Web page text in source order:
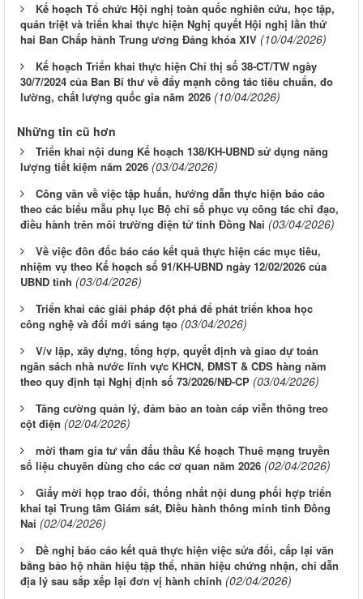
Kế hoạch Tổ chức Hội nghị toàn quốc nghiên cứu, học tập,
quán triệt và triển khai thực hiện Nghị quyết Hội nghị lần thứ
hai Ban Chấp hành Trung ương Đảng khóa XIV (10/04/2026)
Kế hoạch Triển khai thực hiện Chỉ thị số 38-CT/TW ngày
30/7/2024 của Ban Bí thư về đẩy mạnh công tác tiêu chuẩn, đo
lường, chất lượng quốc gia năm 2026 (10/04/2026)
Những tin cũ hơn
Triển khai nội dung Kế hoạch 138/KH-UBND sử dụng năng
lượng tiết kiệm năm 2026 (03/04/2026)
Công văn về việc tập huấn, hướng dẫn thực hiện báo cáo
theo các biểu mẫu phụ lục Bộ chỉ số phục vụ công tác chỉ đạo,
điều hành trên môi trường điện tử tỉnh Đồng Nai (03/04/2026)
Về việc đôn đốc báo cáo kết quả thực hiện các mục tiêu,
nhiệm vụ theo Kế hoạch số 91/KH-UBND ngày 12/02/2026 của
UBND tỉnh (03/04/2026)
Triển khai các giải pháp đột phá để phát triển khoa học
công nghệ và đổi mới sáng tạo (03/04/2026)
V/v lập, xây dựng, tổng hợp, quyết định và giao dự toán
ngân sách nhà nước lĩnh vực KHCN, ĐMST & CĐS hàng năm
theo quy định tại Nghị định số 73/2026/NĐ-CP (03/04/2026)
Tăng cường quản lý, đảm bảo an toàn cáp viễn thông treo
cột điện (02/04/2026)
mời tham gia tư vấn đấu thầu Kế hoạch Thuê mạng truyền
số liệu chuyên dùng cho các cơ quan năm 2026 (02/04/2026)
Giấy mời họp trao đổi, thống nhất nội dung phối hợp triển
khai tại Trung tâm Giám sát, Điều hành thông minh tỉnh Đồng
Nai (02/04/2026)
Đề nghị báo cáo kết quả thực hiện việc sửa đổi, cấp lại văn
bằng bảo hộ nhãn hiệu tập thể, nhãn hiệu chứng nhận, chỉ dẫn
địa lý sau sắp xếp lại đơn vị hành chính (02/04/2026)